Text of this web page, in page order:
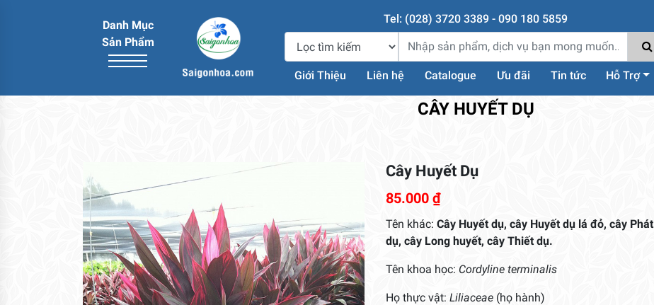
Danh Mục
Sản Phẩm
Tel: (028) 3720 3389 - 090 180 5859
Giới Thiệu Liên hệ Catalogue Ưu đãi Tin tức Hỗ Trợ
CÂY HUYẾT DỤ
Cây Huyết Dụ
85.000 ₫
Tên khác: Cây Huyết dụ, cây Huyết dụ lá đỏ, cây Phát
dụ, cây Long huyết, cây Thiết dụ.
Tên khoa học: Cordyline terminalis
Họ thực vật: Liliaceae (họ hành)